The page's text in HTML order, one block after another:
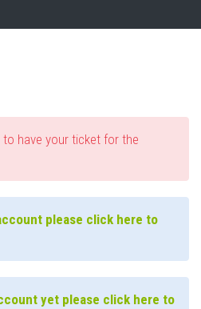
have your ticket for the
please click here to
yet please click here to